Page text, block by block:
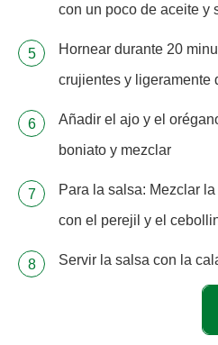
con un poco de aceite y
Hornear durante 20
crujientes y ligeramente
Añadir el ajo y el
boniato y mezclar
Para la salsa: Mezclar
con el perejil y el
Servir la salsa con la